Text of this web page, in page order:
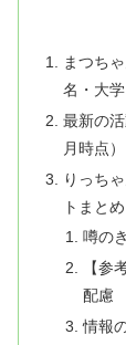
まつち
名・大学
最新の
月時点）
りっち
トまとめ
噂の
【参
配慮
情報